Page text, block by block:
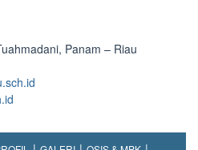
Panam – Riau